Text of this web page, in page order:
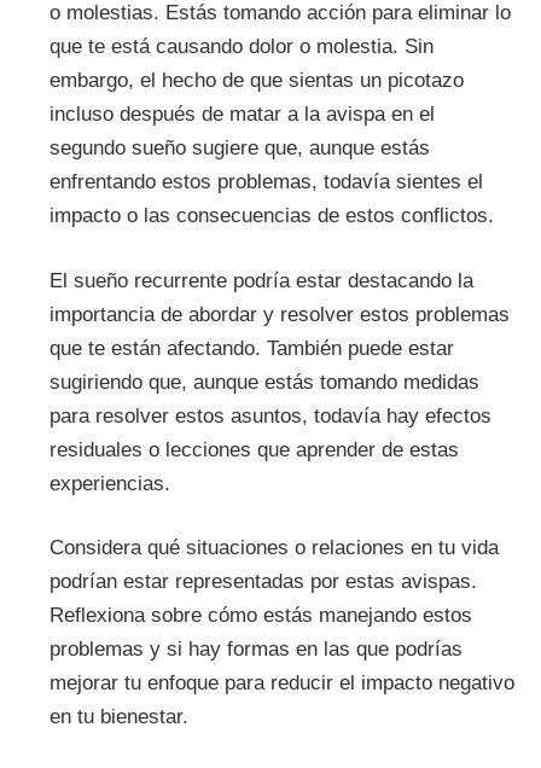
o molestias. Estás tomando acción para eliminar lo
que te está causando dolor o molestia. Sin
embargo, el hecho de que sientas un picotazo
incluso después de matar a la avispa en el
segundo sueño sugiere que, aunque estás
enfrentando estos problemas, todavía sientes el
impacto o las consecuencias de estos conflictos.
El sueño recurrente podría estar destacando la
importancia de abordar y resolver estos problemas
que te están afectando. También puede estar
sugiriendo que, aunque estás tomando medidas
para resolver estos asuntos, todavía hay efectos
residuales o lecciones que aprender de estas
experiencias.
Considera qué situaciones o relaciones en tu vida
podrían estar representadas por estas avispas.
Reflexiona sobre cómo estás manejando estos
problemas y si hay formas en las que podrías
mejorar tu enfoque para reducir el impacto negativo
en tu bienestar.